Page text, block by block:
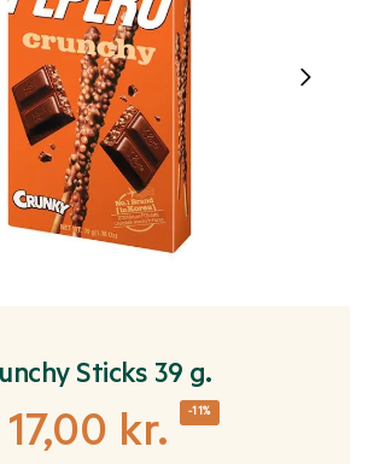
Sticks 39 g.
17,00 kr. -11%